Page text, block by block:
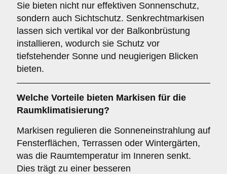
Sie bieten nicht nur effektiven Sonnenschutz,
sondern auch Sichtschutz. Senkrechtmarkisen
lassen sich vertikal vor der Balkonbrüstung
installieren, wodurch sie Schutz vor
tiefstehender Sonne und neugierigen Blicken
bieten.
Welche Vorteile bieten Markisen für die
Raumklimatisierung?
Markisen regulieren die Sonneneinstrahlung auf
Fensterflächen, Terrassen oder Wintergärten,
was die Raumtemperatur im Inneren senkt.
Dies trägt zu einer besseren